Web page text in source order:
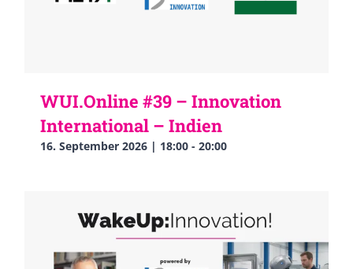
WUI.Online #39 – Innovation
International – Indien
16. September 2026 | 18:00 - 20:00